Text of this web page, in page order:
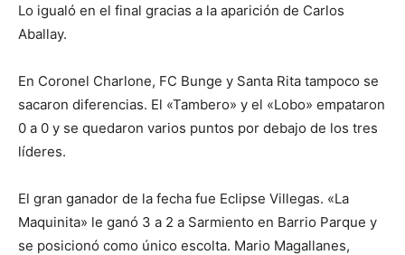
Lo igualó en el final gracias a la aparición de Carlos
Aballay.
En Coronel Charlone, FC Bunge y Santa Rita tampoco se
sacaron diferencias. El «Tambero» y el «Lobo» empataron
0 a 0 y se quedaron varios puntos por debajo de los tres
líderes.
El gran ganador de la fecha fue Eclipse Villegas. «La
Maquinita» le ganó 3 a 2 a Sarmiento en Barrio Parque y
se posicionó como único escolta. Mario Magallanes,